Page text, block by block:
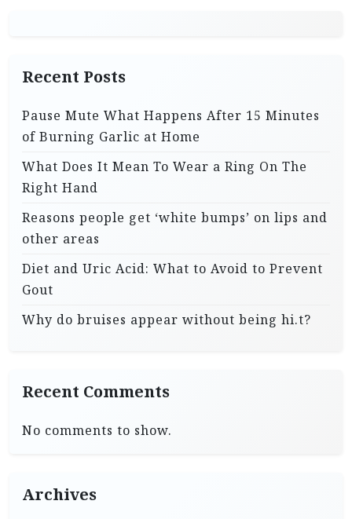
Recent Posts
Pause Mute What Happens After 15 Minutes
of Burning Garlic at Home
What Does It Mean To Wear a Ring On The
Right Hand
Reasons people get ‘white bumps’ on lips and
other areas
Diet and Uric Acid: What to Avoid to Prevent
Gout
Why do bruises appear without being hi.t?
Recent Comments
No comments to show.
Archives